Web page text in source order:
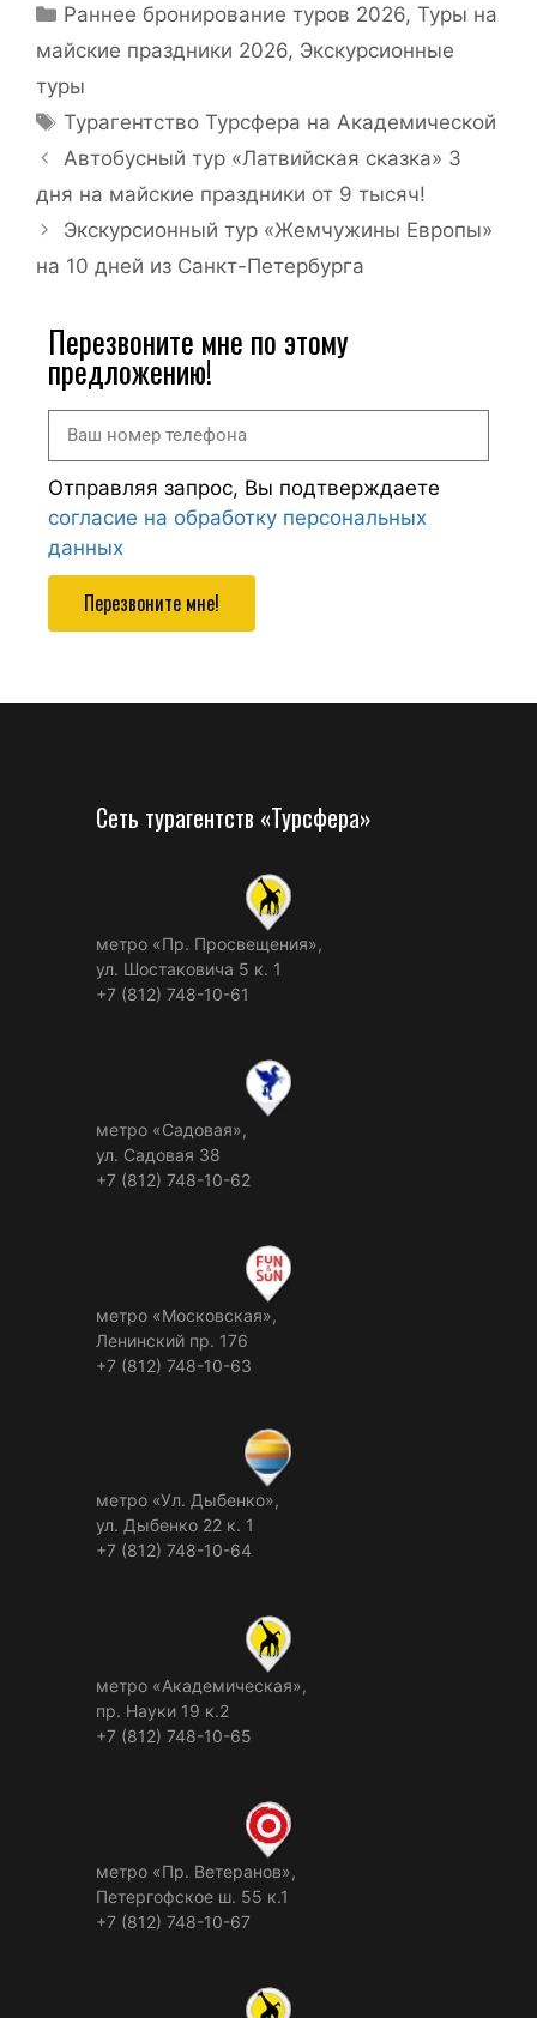
Раннее бронирование туров 2026,Туры на
майские праздники 2026, Экскурсионные
туры
Турагентство Турсфера на Академической
Автобусный тур «Латвийская сказка» 3
дня на майские праздники от 9 тысяч!
Экскурсионный тур «Жемчужины Европы»
на 10 дней из Санкт-Петербурга
Перезвоните мне по этому
предложению!
Отправляя запрос, Вы подтверждаете
согласие на обработку персональных
данных
Перезвоните мне!
Сеть турагентств «Турсфера»
метро «Пр. Просвещения»,
ул. Шостаковича 5 к. 1
+7 (812) 748-10-61
метро «Садовая»,
ул. Садовая 38
+7 (812) 748-10-62
метро «Московская»,
Ленинский пр. 176
+7 (812) 748-10-63
метро «Ул. Дыбенко»,
ул. Дыбенко 22 к. 1
+7 (812) 748-10-64
метро «Академическая»,
пр. Науки 19 к.2
+7 (812) 748-10-65
метро «Пр. Ветеранов»,
Петергофское ш. 55 к.1
+7 (812) 748-10-67